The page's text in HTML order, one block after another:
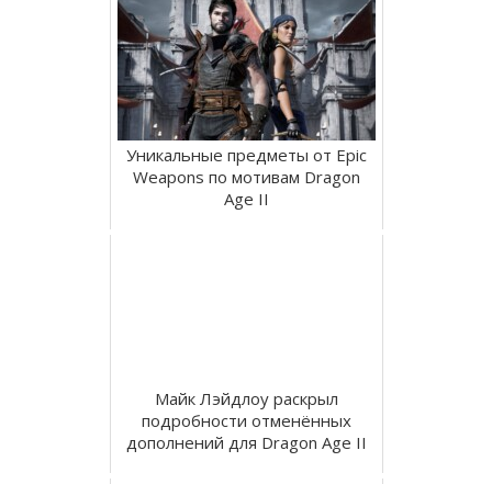
Уникальные предметы от Epic
Weapons по мотивам Dragon
Age II
Майк Лэйдлоу раскрыл
подробности отменённых
дополнений для Dragon Age II